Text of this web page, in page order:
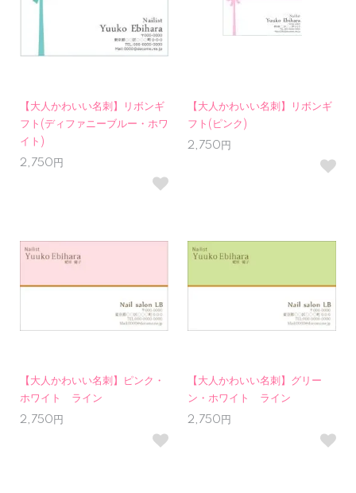
【大人かわいい名刺】リボンギ
フト(ディファニーブルー・ホワ
イト)
2,750円
【大人かわいい名刺】リボンギ
フト(ピンク)
2,750円
【大人かわいい名刺】ピンク・
ホワイト ライン
2,750円
【大人かわいい名刺】グリー
ン・ホワイト ライン
2,750円